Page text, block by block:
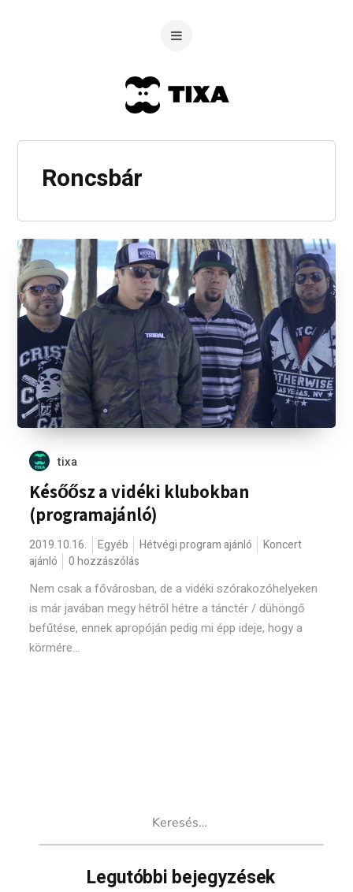
Roncsbár
tixa
Későősz a vidéki klubokban
(programajánló)
2019.10.16. Egyéb Hétvégi program ajánló
Koncert
ajánló
0 hozzászólás
Nem csak a fővárosban, de a vidéki szórakozóhelyeken
is már javában megy hétről hétre a tánctér / dühöngő
befűtése, ennek apropóján pedig mi épp ideje, hogy a
körmére...
Legutóbbi bejegyzések